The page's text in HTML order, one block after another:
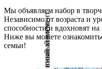
Мы объявляем набор в
Независимо от возраста и
способности и вдохновят
Ниже вы можете
семьи!